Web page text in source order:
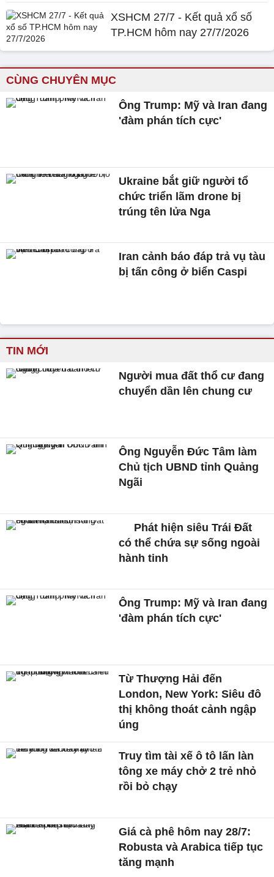
XSHCM 27/7 - Kết quả xổ số
TP.HCM hôm nay 27/7/2026
CÙNG CHUYÊN MỤC
Ông Trump: Mỹ và Iran đang
'đàm phán tích cực'
Ukraine bắt giữ người tổ
chức triển lãm drone bị
trúng tên lửa Nga
Iran cảnh báo đáp trả vụ tàu
bị tấn công ở biển Caspi
TIN MỚI
Người mua đất thổ cư đang
chuyển dần lên chung cư
Ông Nguyễn Đức Tâm làm
Chủ tịch UBND tỉnh Quảng
Ngãi
Phát hiện siêu Trái Đất
có thể chứa sự sống ngoài
hành tinh
Ông Trump: Mỹ và Iran đang
'đàm phán tích cực'
Từ Thượng Hải đến
London, New York: Siêu đô
thị không thoát cảnh ngập
úng
Truy tìm tài xế ô tô lấn làn
tông xe máy chở 2 trẻ nhỏ
rồi bỏ chạy
Giá cà phê hôm nay 28/7:
Robusta và Arabica tiếp tục
tăng mạnh